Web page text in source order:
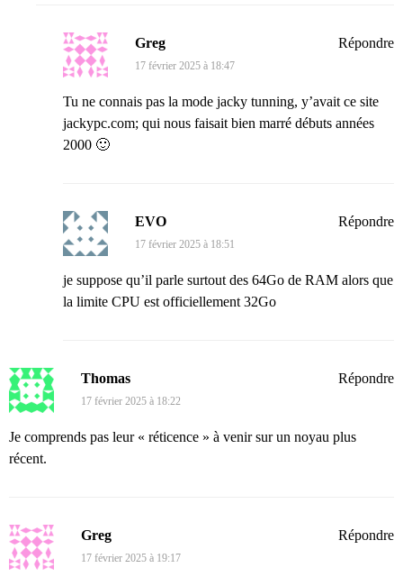
Greg
17 février 2025 à 18:47
Tu ne connais pas la mode jacky tunning, y’avait ce site
jackypc.com; qui nous faisait bien marré débuts années
2000 🙂
Répondre
EVO
17 février 2025 à 18:51
je suppose qu’il parle surtout des 64Go de RAM alors que
la limite CPU est officiellement 32Go
Répondre
Thomas
17 février 2025 à 18:22
Je comprends pas leur « réticence » à venir sur un noyau plus
récent.
Répondre
Greg
17 février 2025 à 19:17
Répondre